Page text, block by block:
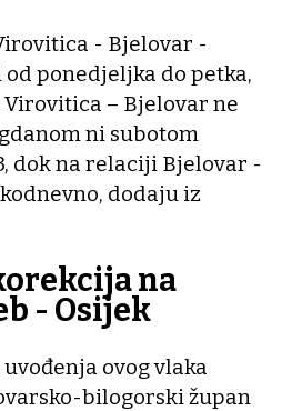
- Bjelovar -
ponedjeljka do petka,
– Bjelovar ne
ni subotom
dok na relaciji Bjelovar -
dodaju iz
na
- Osijek
ovog vlaka
bilogorski župan